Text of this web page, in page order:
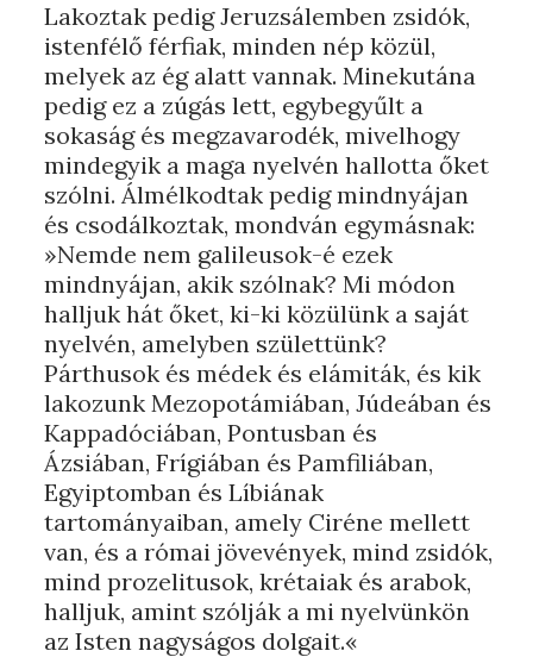
Lakoztak pedig Jeruzsálemben zsidók,
istenfélő férfiak, minden nép közül,
melyek az ég alatt vannak. Minekutána
pedig ez a zúgás lett, egybegyűlt a
sokaság és megzavarodék, mivelhogy
mindegyik a maga nyelvén hallotta őket
szólni. Álmélkodtak pedig mindnyájan
és csodálkoztak, mondván egymásnak:
»Nemde nem galileusok-é ezek
mindnyájan, akik szólnak? Mi módon
halljuk hát őket, ki-ki közülünk a saját
nyelvén, amelyben születtünk?
Párthusok és médek és elámiták, és kik
lakozunk Mezopotámiában, Júdeában és
Kappadóciában, Pontusban és
Ázsiában, Frígiában és Pamfiliában,
Egyiptomban és Líbiának
tartományaiban, amely Ciréne mellett
van, és a római jövevények, mind zsidók,
mind prozelitusok, krétaiak és arabok,
halljuk, amint szólják a mi nyelvünkön
az Isten nagyságos dolgait.«